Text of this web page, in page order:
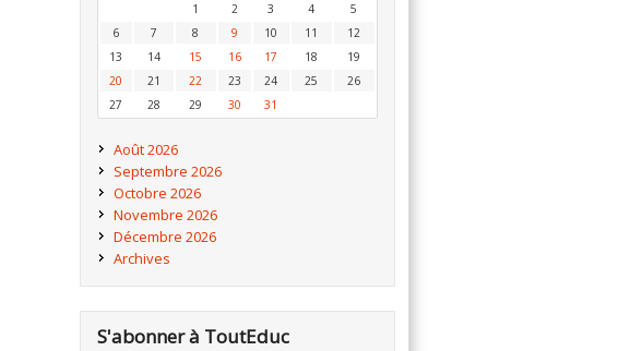
1
2 3 4
5
6
7 8 9 10 11
12
13
14 15 16 17 18
19
20
21 22 23 24 25
26
27
28 29 30 31
Août 2026
Septembre 2026
Octobre 2026
Novembre 2026
Décembre 2026
Archives
S'abonner à ToutEduc